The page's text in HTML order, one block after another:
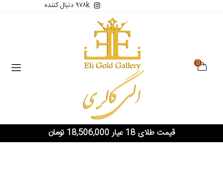
۹۷۸k دنبال کننده
0
قیمت طلای 18 عیار 18,506,000 تومان